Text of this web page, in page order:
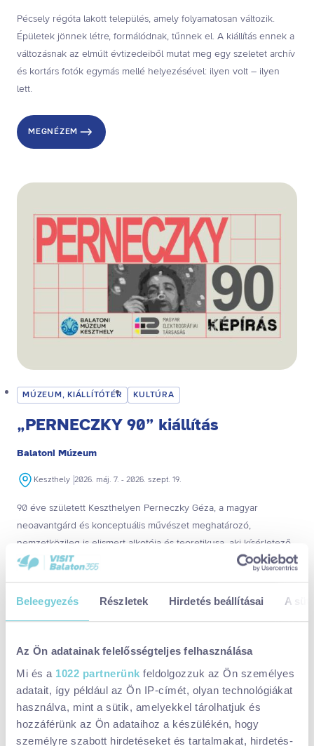
Beleegyezés Részletek Hirdetés beállításai A
Az Ön adatainak felelősségteljes felhasználása
Mi és a 1022 partnerünk feldolgozzuk az Ön személyes
adatait, így például az Ön IP-címét, olyan technológiákat
használva, mint a sütik, amelyekkel tárolhatjuk és
hozzáférünk az Ön adataihoz a készülékén, hogy
személyre szabott hirdetéseket és tartalmakat, hirdetés-
Pécsely régóta lakott település, amely folyamatosan változik.
Épületek jönnek létre, formálódnak, tűnnek el. A kiállítás ennek a
változásnak az elmúlt évtizedeiből mutat meg egy szeletet archív
és kortárs fotók egymás mellé helyezésével: ilyen volt – ilyen
lett.
MEGNÉZEM
MÚZEUM, KIÁLLÍTÓTÉR KULTÚRA
„PERNECZKY 90” kiállítás
Balatoni Múzeum
Keszthely 2026. máj. 7. - 2026. szept. 19.
90 éve született Keszthelyen Perneczky Géza, a magyar
neoavantgárd és konceptuális művészet meghatározó,
nemzetközileg is elismert alkotója és teoretikusa, aki kísérletező
munkásságával maradandó hatást gyakorolt a kortárs művészeti
ÉRDEKEL